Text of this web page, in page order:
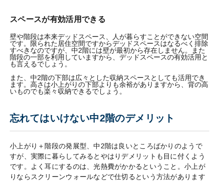
スペースが有効活用できる
壁や階段は本来デッドスペース、人が暮らすことができない空間
です。限られた居住空間ですからデッドスペースはなるべく排除
すべきなのですが、中2階には壁が最初から存在しません。また
階段の一部を利用していますから、デッドスペースの有効活用と
も言えるでしょう。
また、中2階の下部は広々とした収納スペースとしても活用でき
ます。高さは小上がりの下部よりも余裕がありますから、背の高
いものでも楽々収納できるでしょう。
忘れてはいけない中2階のデメリット
小上がり＋階段の発展型、中2階は良いところばかりのようで
すが、実際に暮らしてみるとやはりデメリットも目に付くよう
です。よく耳にするのは、光熱費がかかるということ。小上が
りならスクリーンウォールなどで仕切るという方法があります